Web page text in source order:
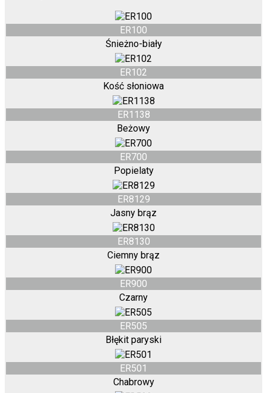
ER100
Śnieżno-biały
ER102
Kość słoniowa
ER1138
Beżowy
ER700
Popielaty
ER8129
Jasny brąz
ER8130
Ciemny brąz
ER900
Czarny
ER505
Błękit paryski
ER501
Chabrowy